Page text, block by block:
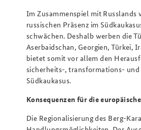
Im Zusammenspiel mit
russischen Präsenz im
schwächen. Deshalb werben die
Aserbaidschan, Georgien, Türkei,
bietet somit vor allem den
sicherheits-, transformations-
Südkaukasus.
Konsequenzen für die
Die Regionalisierung des Berg-